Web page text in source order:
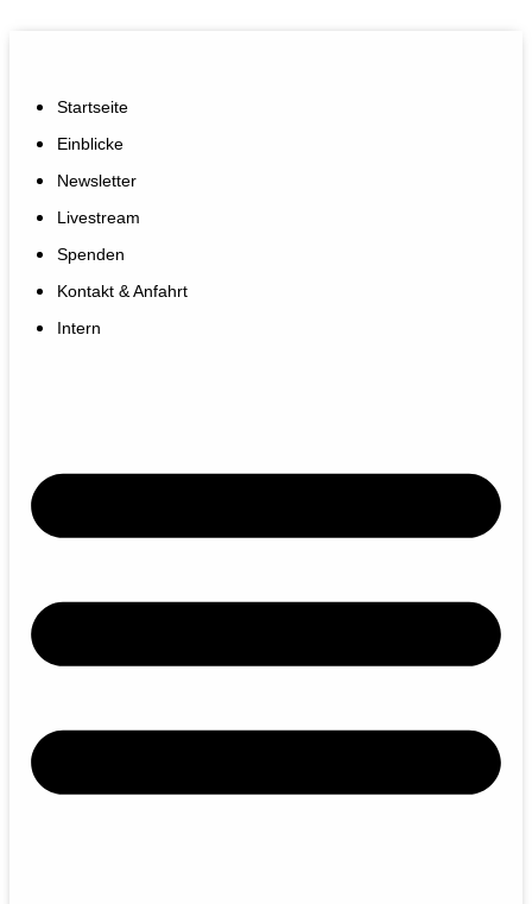
Startseite
Einblicke
Newsletter
Livestream
Spenden
Kontakt & Anfahrt
Intern